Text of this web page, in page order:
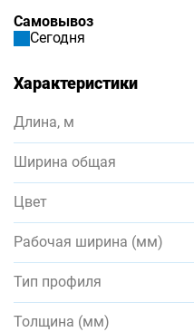
Самовывоз
Сегодня
Характеристики
Длина, м
Ширина общая
Цвет
Рабочая ширина (мм)
Тип профиля
Толщина (мм)